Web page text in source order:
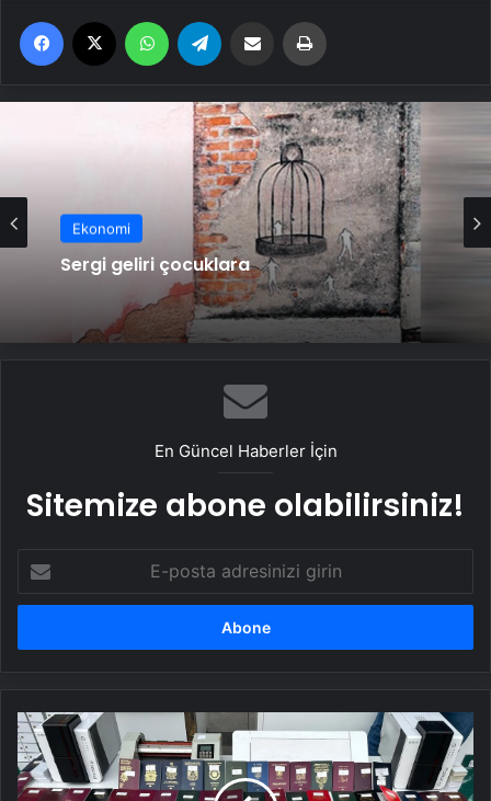
Facebook WhatsApp Email'den paylaş
Ekonomi
Sergi geliri çocuklara
Ekonomi
Maşa ülkesinden kaçıyor mu?
En Güncel Haberler İçin
Sitemize abone olabilirsiniz!
posta
adresinizi
Sahte
pasaport
şebekesi…
Pasaport